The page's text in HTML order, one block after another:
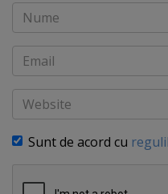
Nume
Email
Website
Sunt de acord cu